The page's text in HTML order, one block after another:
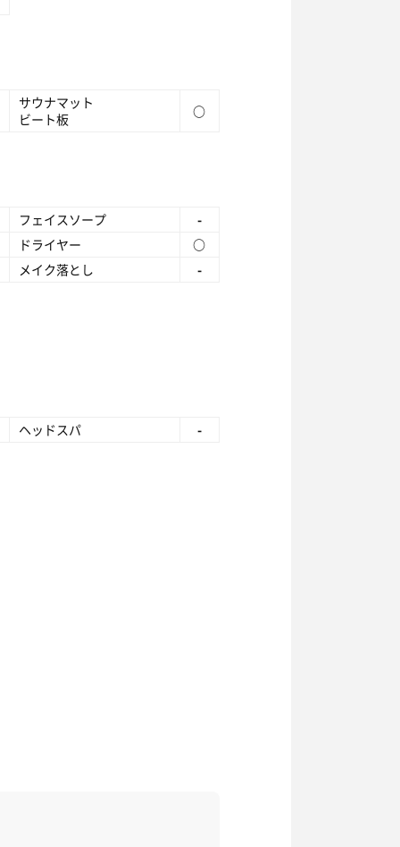
サウナマット
ビート板
○
フェイスソープ
-
ドライヤー
○
メイク落とし
-
ヘッドスパ -